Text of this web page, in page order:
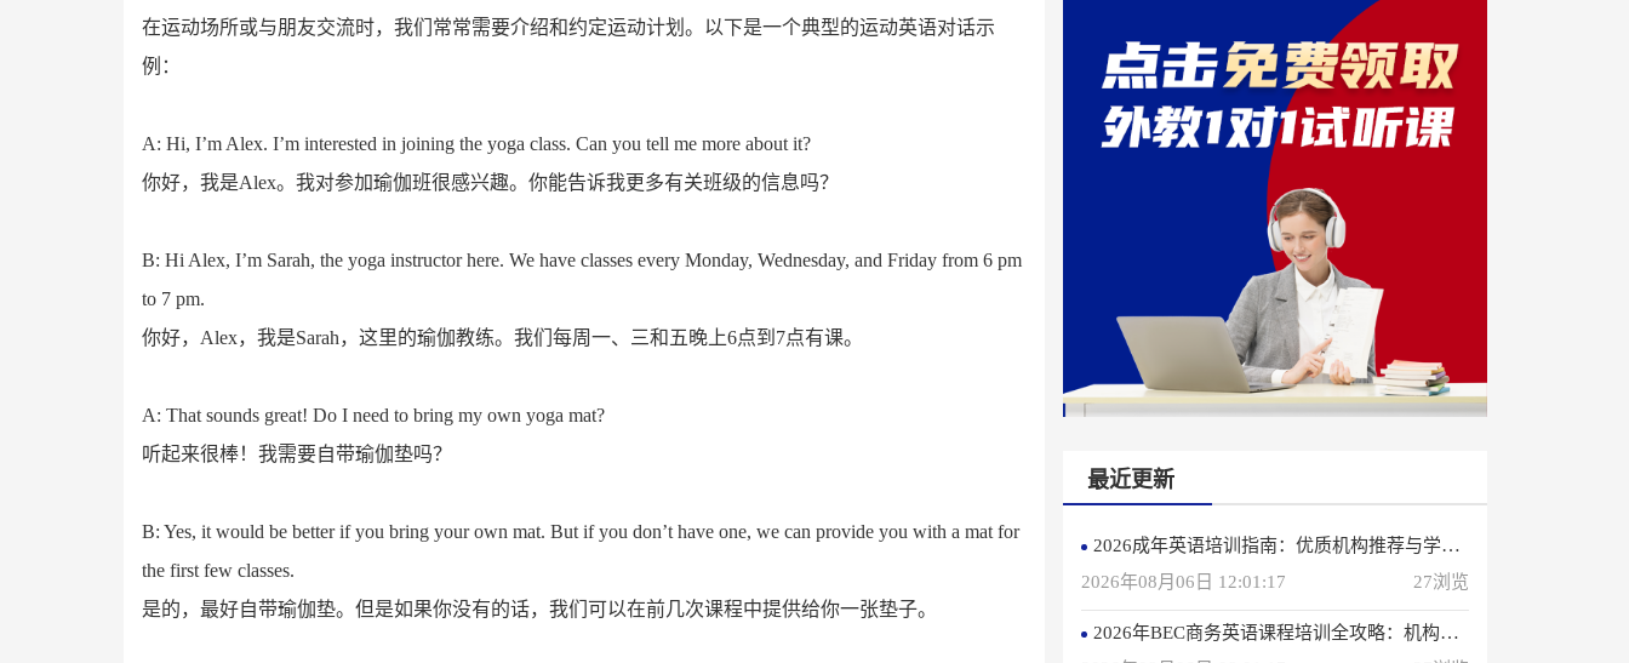
在运动场所或与朋友交流时，我们常常需要介绍和约定运动计划。以下是一个典型的运动英语对话示
例：
A: Hi, I’m Alex. I’m interested in joining the yoga class. Can you tell me more about it?
你好，我是Alex。我对参加瑜伽班很感兴趣。你能告诉我更多有关班级的信息吗？
B: Hi Alex, I’m Sarah, the yoga instructor here. We have classes every Monday, Wednesday, and Friday from 6 pm
to 7 pm.
你好，Alex，我是Sarah，这里的瑜伽教练。我们每周一、三和五晚上6点到7点有课。
A: That sounds great! Do I need to bring my own yoga mat?
听起来很棒！我需要自带瑜伽垫吗？
B: Yes, it would be better if you bring your own mat. But if you don’t have one, we can provide you with a mat for
the first few classes.
是的，最好自带瑜伽垫。但是如果你没有的话，我们可以在前几次课程中提供给你一张垫子。
最近更新
2026成年英语培训指南：优质机构推荐与学习策略
2026年08月06日 12:01:17
27浏览
2026年BEC商务英语课程培训全攻略：机构选择与备考指南